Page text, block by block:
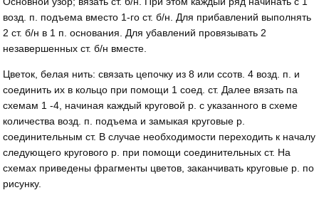
возд. п. подъема вместо 1-го ст. б/н. Для при­бавлений выполнять
2 ст. б/н в 1 п. ос­нования. Для убавлений провязывать 2
незавершенных ст. б/н вместе.
Цветок, белая нить: связать цепочку из 8 или ссотв. 4 возд. п. и
соединить их в кольцо при помощи 1 соед. ст. Далее вязать па
схемам 1 -4, начиная каждый круговой р. с указанного в схеме
количества возд. п. подъема и замыкая круговые р.
соединительным ст. В случае необходимости перехо­дить к началу
следующего кругового р. при помощи соединительных ст. На
схемах приведены фрагменты цветов, заканчивать круговые р. по
рисунку.